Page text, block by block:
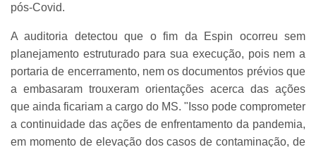
pós-Covid.
A auditoria detectou que o fim da Espin ocorreu sem
planejamento estruturado para sua execução, pois nem a
portaria de encerramento, nem os documentos prévios que
a embasaram trouxeram orientações acerca das ações
que ainda ficariam a cargo do MS. "Isso pode comprometer
a continuidade das ações de enfrentamento da pandemia,
em momento de elevação dos casos de contaminação, de